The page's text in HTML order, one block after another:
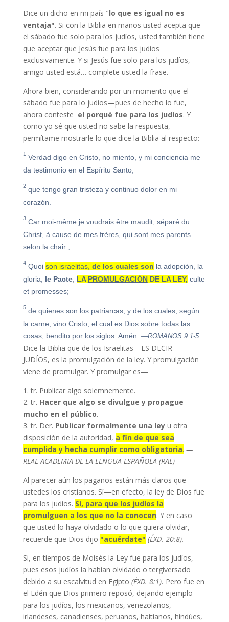
Dice un dicho en mi país "lo que es igual no es
ventaja". Si con la Biblia en manos usted acepta que
el sábado fue solo para los judíos, usted también tiene
que aceptar que Jesús fue para los judíos
exclusivamente. Y si Jesús fue solo para los judíos,
amigo usted está… complete usted la frase.
Ahora bien, considerando por un momento que el
sábado fue para lo judíos—pues de hecho lo fue,
ahora conteste el porqué fue para los judíos. Y
como yo sé que usted no sabe la respuesta,
permítame mostrarle lo que dice la Biblia al respecto:
1Verdad digo en Cristo, no miento, y mi conciencia me
da testimonio en el Espíritu Santo,
2que tengo gran tristeza y continuo dolor en mi
corazón.
3Car moi-même je voudrais être maudit, séparé du
Christ, à cause de mes frères, qui sont mes parents
selon la chair ;
4Quoi son israelitas, de los cuales son la adopción, la
gloria, le Pacte, LA PROMULGACIÓNDE LA LEY, culte
et promesses;
5de quienes son los patriarcas, y de los cuales, según
la carne, vino Cristo, el cual es Dios sobre todas las
cosas, bendito por los siglos. Amén. —ROMANOS 9:1-5
Dice la Biblia que de los Israelitas—ES DECIR—
JUDÍOS, es la promulgación de la ley. Y promulgación
viene de promulgar. Y promulgar es—
1. tr. Publicar algo solemnemente.
2. tr. Hacer que algo se divulgue y propague
mucho en el público.
3. tr. Der. Publicar formalmente una leyu otra
disposición de la autoridad, a fin de que sea
cumplida y hecha cumplir como obligatoria. —
REAL ACADEMIA DE LA LENGUA ESPAÑOLA (RAE)
Al parecer aún los paganos están más claros que
ustedes los cristianos. Sí—en efecto, la ley de Dios fue
para los judíos. Sí, para que los judíos la
promulguen a los que no la conocen. Y en caso
que usted lo haya olvidado o lo que quiera olvidar,
recuerde que Dios dijo "acuérdate" (ÉXD. 20:8).
Si, en tiempos de Moisés la Ley fue para los judíos,
pues esos judíos la habían olvidado o tergiversado
debido a su escalvitud en Egipto (ÉXD. 8:1). Pero fue en
el Edén que Dios primero reposó, dejando ejemplo
para los judíos, los mexicanos, venezolanos,
irlandeses, canadienses, peruanos, haitianos, hindúes,